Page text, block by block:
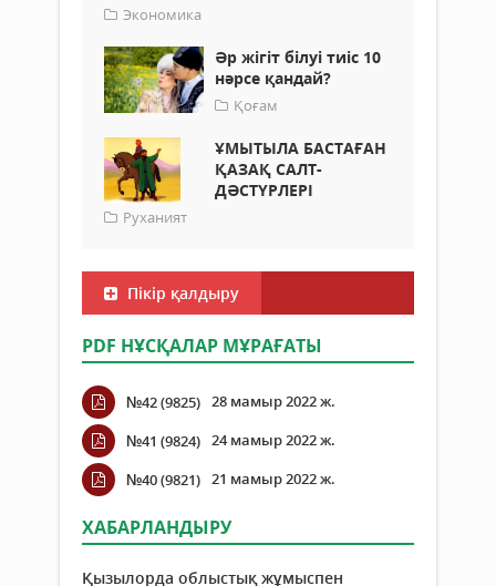
Экономика
Әр жігіт білуі тиіс 10
нәрсе қандай?
Қоғам
ҰМЫТЫЛА БАСТАҒАН
ҚАЗАҚ САЛТ-
ДӘСТҮРЛЕРІ
Руханият
Пікір қалдыру
PDF НҰСҚАЛАР МҰРАҒАТЫ
№42 (9825) 28 мамыр 2022 ж.
№41 (9824) 24 мамыр 2022 ж.
№40 (9821) 21 мамыр 2022 ж.
ХАБАРЛАНДЫРУ
Қызылорда облыстық жұмыспен